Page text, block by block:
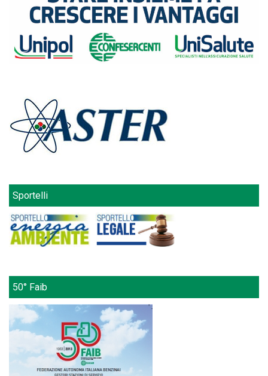
Sportelli
50° Faib